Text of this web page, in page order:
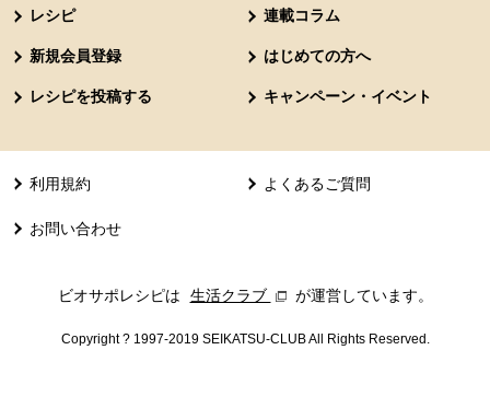
レシピ 連載コラム
新規会員登録 はじめての方へ
レシピを投稿する キャンペーン・イベント
利用規約 よくあるご質問
お問い合わせ
ビオサポレシピは 生活クラブ 別のウィンドウで開きます。
が運営しています。
Copyright ? 1997-2019 SEIKATSU-CLUB All Rights Reserved.